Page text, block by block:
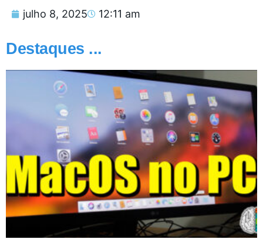
julho 8, 2025 12:11 am
Destaques ...